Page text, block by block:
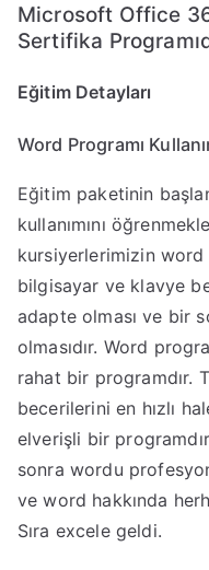
Microsoft Office
Sertifika
Eğitim Detayları
Word Programı
Eğitim paketinin
kullanımını
kursiyerlerimizin word
bilgisayar ve klavye
adapte olması ve bir
olmasıdır. Word
rahat bir programdır.
becerilerini en hızlı
elverişli bir
sonra wordu
ve word hakkında
Sıra excele geldi.